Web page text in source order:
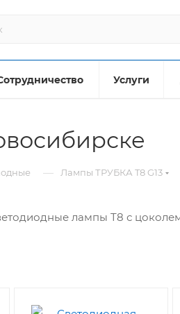
Услуги
— Лампы ТРУБКА T8 G13
лампы T8 с